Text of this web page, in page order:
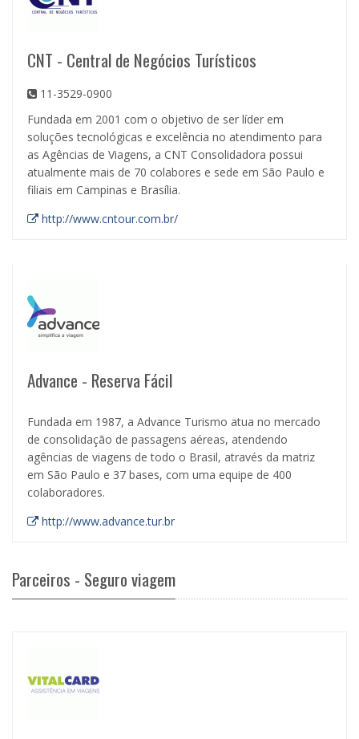
CNT - Central de Negócios Turísticos
11-3529-0900
Fundada em 2001 com o objetivo de ser líder em
soluções tecnológicas e excelência no atendimento para
as Agências de Viagens, a CNT Consolidadora possui
atualmente mais de 70 colabores e sede em São Paulo e
filiais em Campinas e Brasília.
http://www.cntour.com.br/
Advance - Reserva Fácil
Fundada em 1987, a Advance Turismo atua no mercado
de consolidação de passagens aéreas, atendendo
agências de viagens de todo o Brasil, através da matriz
em São Paulo e 37 bases, com uma equipe de 400
colaboradores.
http://www.advance.tur.br
Parceiros - Seguro viagem